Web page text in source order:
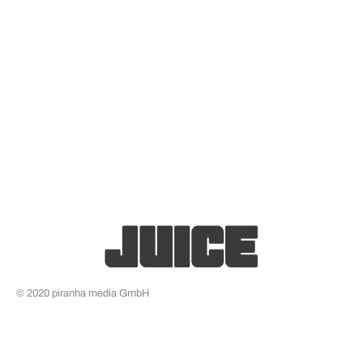
© 2020 piranha media GmbH